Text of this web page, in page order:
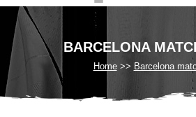
BARCELONA
Home Barcelona